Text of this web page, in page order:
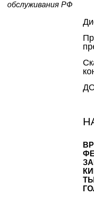
обслуживания РФ